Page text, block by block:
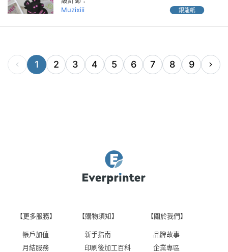
Muzixiii
銀龍紙
1 2 3 4 5 6 7 8 9
【更多服務】
帳戶加值
月結服務
【購物須知】
新手指南
印刷後加工百科
【關於我們】
品牌故事
企業專區